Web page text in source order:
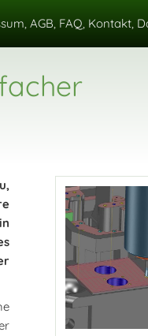
AGB, FAQ, Kontakt,